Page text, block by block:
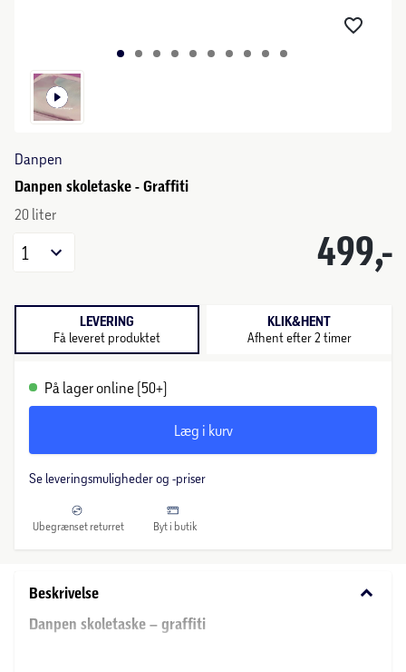
Danpen
Danpen skoletaske - Graffiti
20 liter
499,-
1
LEVERING
Få leveret produktet
KLIK&HENT
Afhent efter 2 timer
På lager online (50+)
Læg i kurv
Se leveringsmuligheder og -priser
Ubegrænset returret Byt i butik
Beskrivelse keyboard_arrow_down
Danpen skoletaske – graffiti